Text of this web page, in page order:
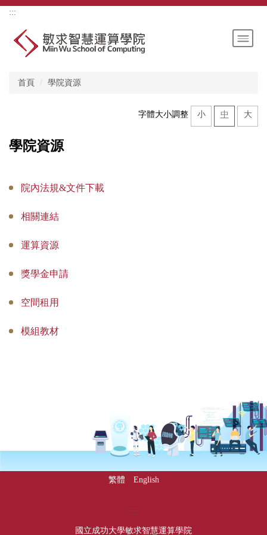
跳:::
首頁 學院資源
字體大小調整 小 中 大
學院資源
院內法規&文件下載
相關連結
運算資源
獎學金申請
空間租用
模組教材
繁體 English
:::
國立成功大學敏求智慧運算學院